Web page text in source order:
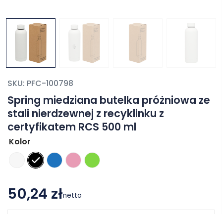
Spring miedziana butelka próżniowa ze
stali nierdzewnej z recyklinku z
certyfikatem RCS 500 ml
SKU: PFC-100798
Kolor
50,24 złnetto